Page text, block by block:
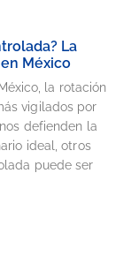
La
México
la rotación
vigilados por
defienden la
ideal, otros
puede ser